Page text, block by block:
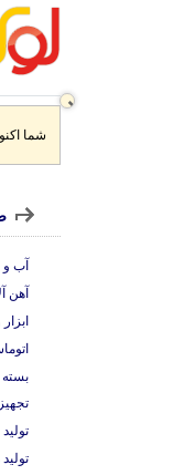
شما
آب
آهن
بسته